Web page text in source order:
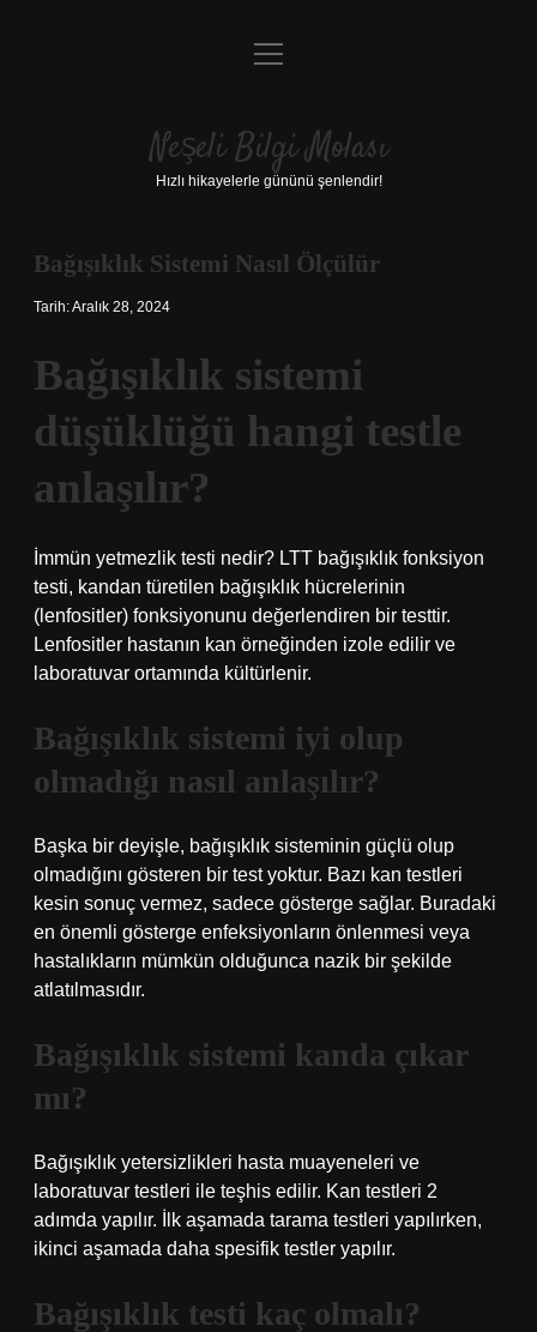
Anasayfa
Yasal Uyarı
menüyü
Neşeli Bilgi Molası
Hızlı hikayelerle gününü şenlendir!
Bağışıklık Sistemi Nasıl Ölçülür
Tarih: Aralık 28, 2024
Bağışıklık sistemi
düşüklüğü hangi testle
anlaşılır?
İmmün yetmezlik testi nedir? LTT bağışıklık fonksiyon
testi, kandan türetilen bağışıklık hücrelerinin
(lenfositler) fonksiyonunu değerlendiren bir testtir.
Lenfositler hastanın kan örneğinden izole edilir ve
laboratuvar ortamında kültürlenir.
Bağışıklık sistemi iyi olup
olmadığı nasıl anlaşılır?
Başka bir deyişle, bağışıklık sisteminin güçlü olup
olmadığını gösteren bir test yoktur. Bazı kan testleri
kesin sonuç vermez, sadece gösterge sağlar. Buradaki
en önemli gösterge enfeksiyonların önlenmesi veya
hastalıkların mümkün olduğunca nazik bir şekilde
atlatılmasıdır.
Bağışıklık sistemi kanda çıkar
mı?
Bağışıklık yetersizlikleri hasta muayeneleri ve
laboratuvar testleri ile teşhis edilir. Kan testleri 2
adımda yapılır. İlk aşamada tarama testleri yapılırken,
ikinci aşamada daha spesifik testler yapılır.
Bağışıklık testi kaç olmalı?